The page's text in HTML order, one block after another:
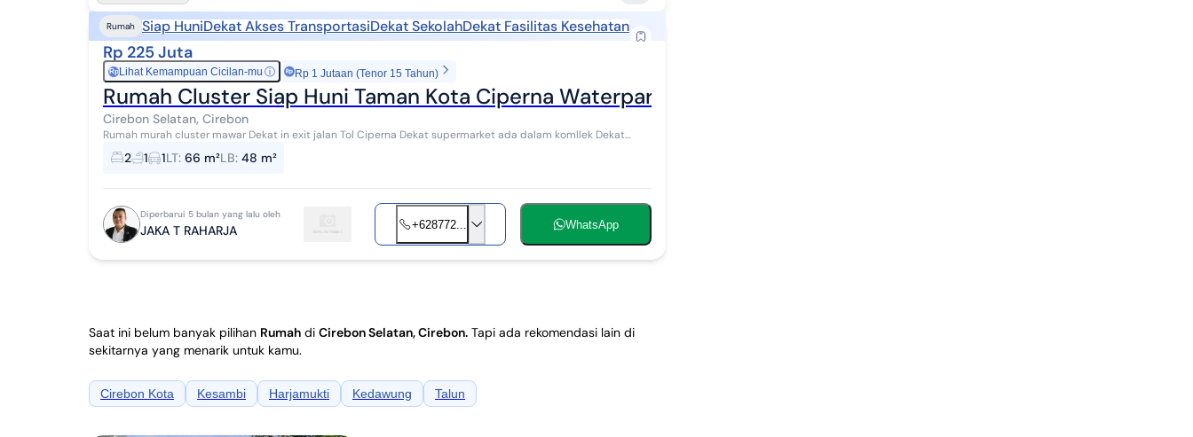
Rumah Siap HuniDekat Akses TransportasiDekat SekolahDekat Fasilitas Kesehatan
Rp 225 Juta
RpLihat Kemampuan Cicilan-mu ⓘ Rp 1 Jutaan (Tenor 15 Tahun)
Rumah Cluster Siap Huni Taman Kota Ciperna Waterpark
Cirebon Selatan, Cirebon
Rumah murah cluster mawar Dekat in exit jalan Tol Ciperna Dekat supermarket ada dalam komllek Dekat
2 1 1LT: 66 m²LB: 48 m²
Diperbarui 5 bulan yang lalu oleh
JAKA T RAHARJA +628772... WhatsApp
Saat ini belum banyak pilihan Rumah di Cirebon Selatan, Cirebon. Tapi ada rekomendasi lain di
sekitarnya yang menarik untuk kamu.
Cirebon Kota Kesambi Harjamukti Kedawung Talun